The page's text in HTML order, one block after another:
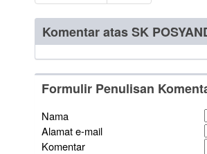
Komentar atas SK
Formulir Penulisan
Nama
Alamat e-mail
Komentar